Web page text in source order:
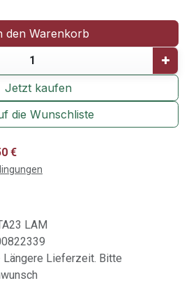
den Warenkorb
Jetzt kaufen
die Wunschliste
€
LAM
Längere Lieferzeit. Bitte